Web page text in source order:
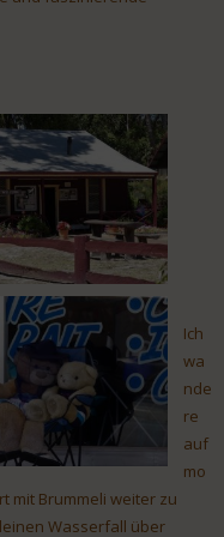
Ich
wa
nde
re
auf
mo
mit Brummeli weiter zu
Wasserfall über